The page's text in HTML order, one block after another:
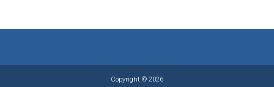
Copyright © 2026